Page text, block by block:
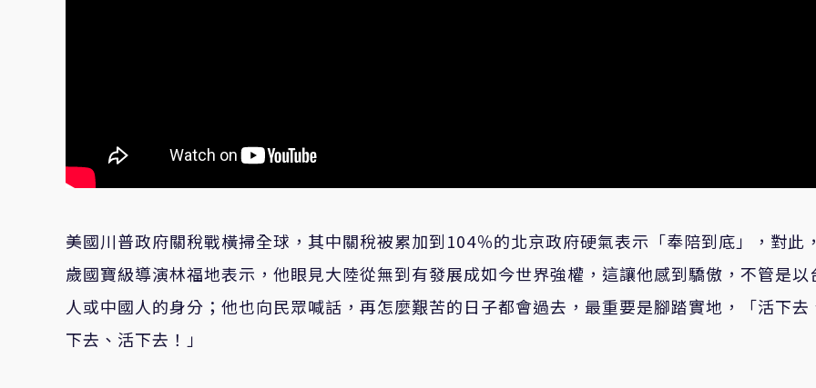
美國川普政府關稅戰橫掃全球，其中關稅被累加到104％的北京政府硬氣表示「奉陪到底」，對此
歲國寶級導演林福地表示，他眼見大陸從無到有發展成如今世界強權，這讓他感到驕傲，不管是以
人或中國人的身分；他也向民眾喊話，再怎麼艱苦的日子都會過去，最重要是腳踏實地，「活下去
下去、活下去！」